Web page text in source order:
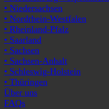
• Niedersachsen
• Nordrhein-Westfalen
• Rheinland-Pfalz
• Saarland
• Sachsen
• Sachsen-Anhalt
• Schleswig-Holstein
• Thüringen
Über uns
FAQs